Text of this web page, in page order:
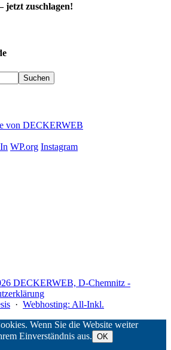
jetzt zuschlagen!
WP.org Instagram
DECKERWEB, D-Chemnitz -
· Webhosting: All-Inkl.
Wenn Sie die Website weiter
Einverständnis aus. OK